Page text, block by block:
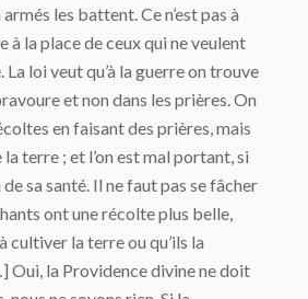
les battent. Ce n’est pas à
à la place de ceux qui ne veulent
loi veut qu’à la guerre on trouve
et non dans les prières. On
en faisant des prières, mais
terre ; et l’on est mal portant, si
de sa santé. Il ne faut pas se fâcher
ont une récolte plus belle,
cultiver la terre ou qu’ils la
Oui, la Providence divine ne doit